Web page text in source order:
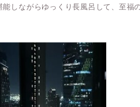
しながらゆっくり長風呂して、至福